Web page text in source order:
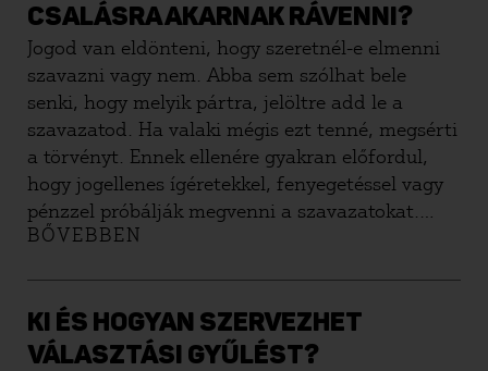
CSALÁSRA AKARNAK RÁVENNI?
Jogod van eldönteni, hogy szeretnél-e elmenni
szavazni vagy nem. Abba sem szólhat bele
senki, hogy melyik pártra, jelöltre add le a
szavazatod. Ha valaki mégis ezt tenné, megsérti
a törvényt. Ennek ellenére gyakran előfordul,
hogy jogellenes ígéretekkel, fenyegetéssel vagy
pénzzel próbálják megvenni a szavazatokat.
Ebben a tájékoztatóban leírjuk, mit tehetsz
BŐVEBBEN
KI ÉS HOGYAN SZERVEZHET
VÁLASZTÁSI GYŰLÉST?